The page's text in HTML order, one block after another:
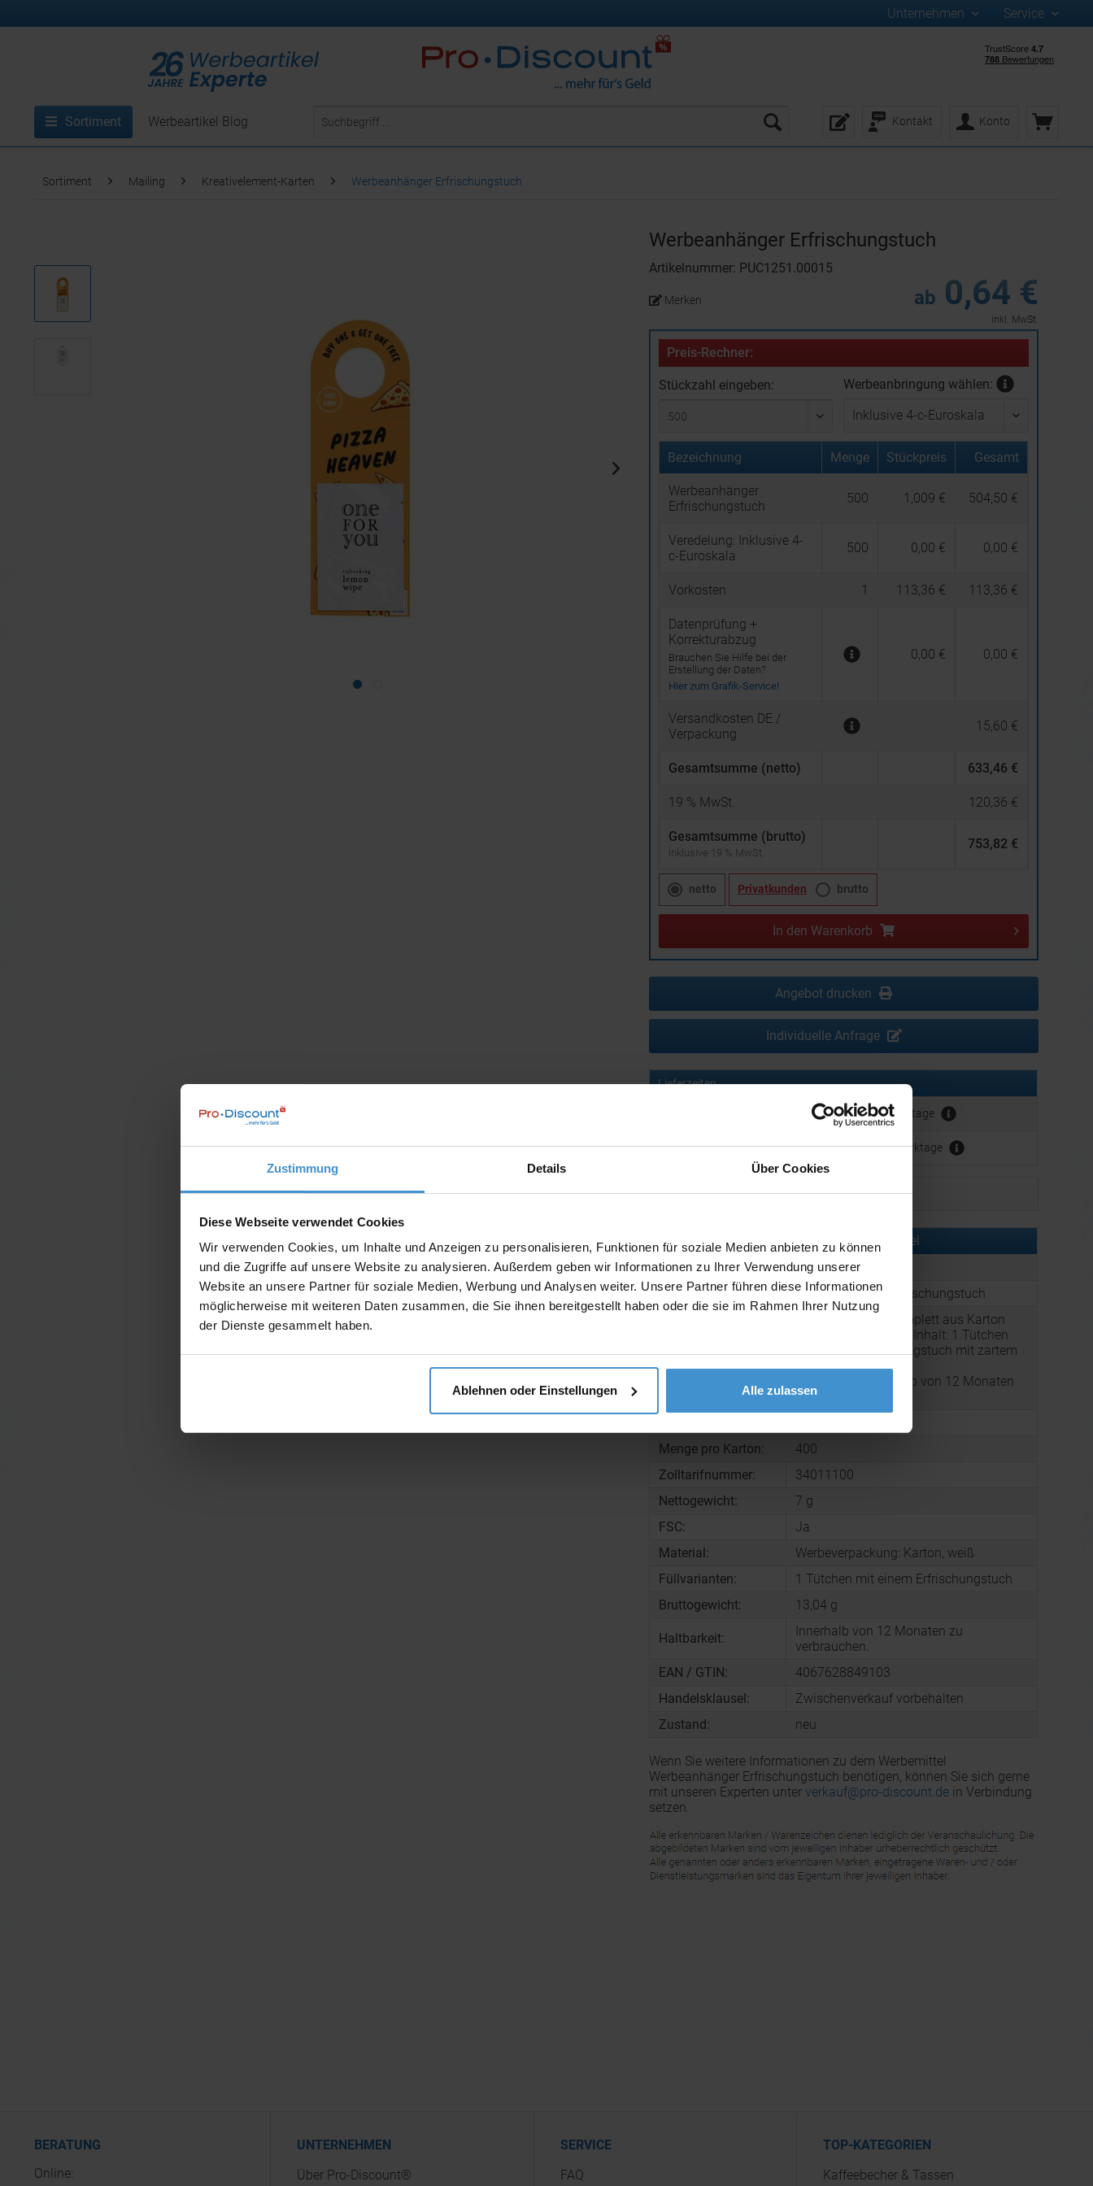
Zustimmung Details Über Cookies
Diese Webseite verwendet Cookies
Wir verwenden Cookies, um Inhalte und Anzeigen zu personalisieren, Funktionen für soziale Medien anbieten zu können
und die Zugriffe auf unsere Website zu analysieren. Außerdem geben wir Informationen zu Ihrer Verwendung unserer
Website an unsere Partner für soziale Medien, Werbung und Analysen weiter. Unsere Partner führen diese Informationen
möglicherweise mit weiteren Daten zusammen, die Sie ihnen bereitgestellt haben oder die sie im Rahmen Ihrer Nutzung
der Dienste gesammelt haben.
Ablehnen oder Einstellungen Alle zulassen
Unternehmen Service
Kontakt Konto
Sortiment Werbeartikel Blog
Sortiment Mailing Kreativelement-Karten Werbeanhänger Erfrischungstuch
Werbeanhänger Erfrischungstuch
Artikelnummer: PUC1251.00015
ab 0,64 €
inkl. MwSt.
Merken
Preis-Rechner:
Stückzahl eingeben: Werbeanbringung wählen:
Bezeichnung Menge Stückpreis Gesamt
Werbeanhänger
Erfrischungstuch
500 1,009 € 504,50 €
Veredelung: Inklusive 4-
c-Euroskala
500 0,00 € 0,00 €
Vorkosten 1 113,36 € 113,36 €
Datenprüfung +
Korrekturabzug
Brauchen Sie Hilfe bei der
Erstellung der Daten?
Hier zum Grafik-Service!
0,00 € 0,00 €
Versandkosten DE /
Verpackung
15,60 €
Gesamtsumme (netto) 633,46 €
19 % MwSt. 120,36 €
Gesamtsumme (brutto)
inklusive 19 % MwSt.
753,82 €
netto Privatkunden brutto
In den Warenkorb
Angebot drucken
Individuelle Anfrage
Lieferzeiten
ca. 10 Werktage
Muster: ca. 3 - 5 Werktage
Muster bestellen
Produktinformationen zu diesem Werbeartikel
Artikelnummer:
PUC1251.00015
Artikelname:
Werbeanhänger Erfrischungstuch
Beschreibung:
Werbeanhänger komplett aus Karton
individuell bedruckt. Inhalt: 1 Tütchen
mit einem Erfrischungstuch mit zartem
Zitronenduft, 7 g
Haltbarkeit: Innerhalb von 12 Monaten
zu verbrauchen.
Menge pro Karton:
400
Zolltarifnummer:
34011100
Nettogewicht:
7 g
FSC:
Ja
Material:
Werbeverpackung: Karton, weiß
Füllvarianten:
1 Tütchen mit einem Erfrischungstuch
Bruttogewicht:
13,04 g
Haltbarkeit:
Innerhalb von 12 Monaten zu
verbrauchen.
EAN / GTIN:
4067628849103
Handelsklausel:
Zwischenverkauf vorbehalten
Zustand:
neu
Wenn Sie weitere Informationen zu dem Werbemittel
Werbeanhänger Erfrischungstuch benötigen, können Sie sich gerne
mit unseren Experten unter verkauf@pro-discount.dein Verbindung
setzen.
BERATUNG
Online:
UNTERNEHMEN
Über Pro-Discount®
SERVICE
FAQ
TOP-KATEGORIEN
Kaffeebecher & Tassen